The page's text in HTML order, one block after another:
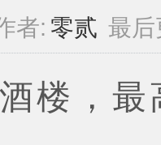
者: 零贰 最
，最